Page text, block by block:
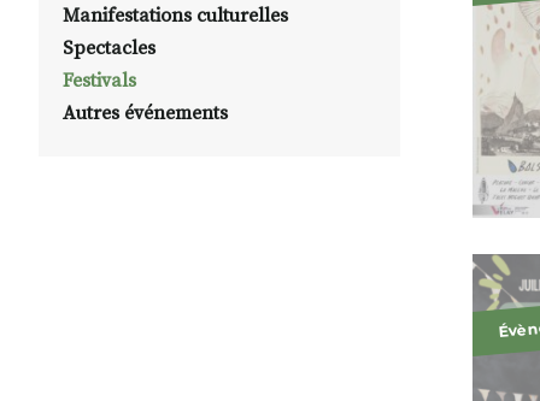
Manifestations culturelles
Spectacles
Festivals
Autres événements